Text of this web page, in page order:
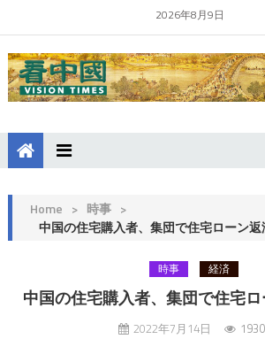
2026年8月9日
Home > 時事 >
中国の住宅購入者、集団で住宅ローン
時事 経済
中国の住宅購入者、集団で住宅
2022年7月14日 1930